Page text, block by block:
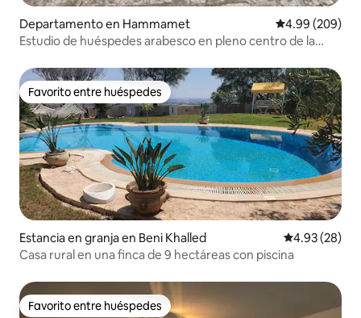
Departamento en Hammamet Calificación
4.99 (209)
Estudio de huéspedes arabesco en pleno centro de la
Favorito entre huéspedes
Favorito entre huéspedes
Estancia en granja en Beni Khalled Calificación
4.93 (28)
Casa rural en una finca de 9 hectáreas con piscina
Favorito entre huéspedes
Favorito entre huéspedes